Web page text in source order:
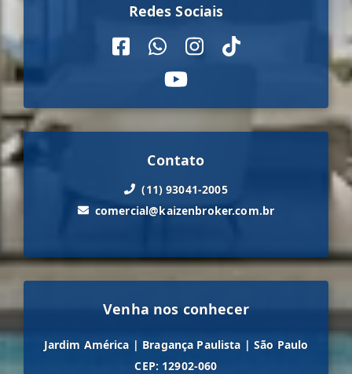
Redes Sociais
Contato
(11) 93041-2005
comercial@kaizenbroker.com.br
Venha nos conhecer
Jardim América | Bragança Paulista | São Paulo
CEP: 12902-060